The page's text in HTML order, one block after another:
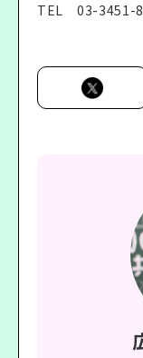
TEL 03-3451-